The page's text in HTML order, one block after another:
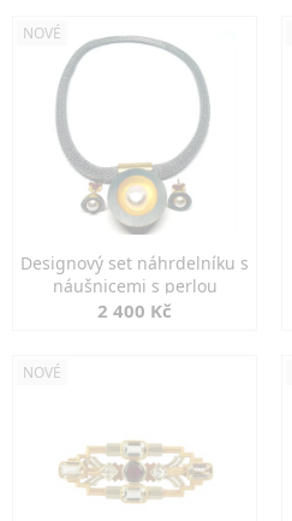
NOVÉ
Designový set náhrdelníku s
náušnicemi s perlou
2 400 Kč
NOVÉ